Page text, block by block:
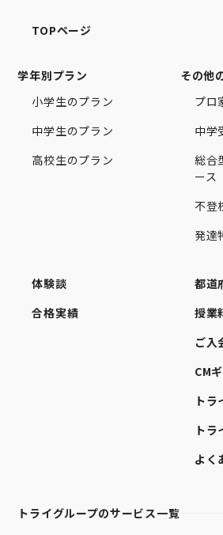
TOPページ
学年別プラン
小学生のプラン
中学生のプラン
高校生のプラン
その他
プロ
中学
総合
ース
不登
発達
体験談
合格実績
都道
授業
ご入
CM
トラ
ト
よく
トライグループのサービス一覧